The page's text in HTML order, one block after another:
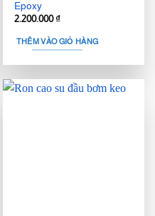
Epoxy
2.200.000₫
THÊM VÀO GIỎ HÀNG